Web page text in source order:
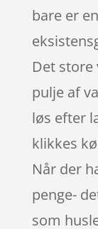
bare er
Det store
pulje af
løs efter
klikkes
Når der
penge-
som